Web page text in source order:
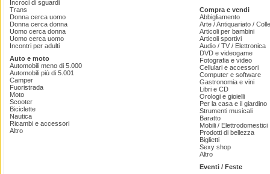
Incroci di sguardi
Trans
Donna cerca uomo
Donna cerca donna
Uomo cerca donna
Uomo cerca uomo
Incontri per adulti
Auto e moto
Automobili meno di 5.000
Automobili più di 5.001
Camper
Fuoristrada
Moto
Scooter
Biciclette
Nautica
Ricambi e accessori
Altro
Compra e vendi
Abbigliamento
Arte / Antiquariato /
Articoli per bambini
Articoli sportivi
Audio / TV / Elettronica
DVD e videogame
Fotografia e video
Cellulari e accessori
Computer e software
Gastronomia e vini
Libri e CD
Orologi e gioielli
Per la casa e il giardino
Strumenti musicali
Baratto
Mobili / Elettrodomestici
Prodotti di bellezza
Biglietti
Sexy shop
Altro
Eventi / Feste